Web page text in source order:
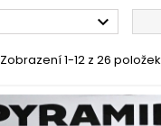

Zobrazení 1-12 z 26 položek